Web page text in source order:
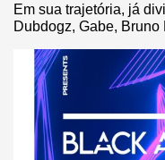
Em sua trajetória, já
Dubdogz, Gabe, Bruno